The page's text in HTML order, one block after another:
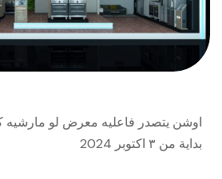
اوشن يتصدر فاعليه معرض لو
بداية من ٣ اكتوبر 2024